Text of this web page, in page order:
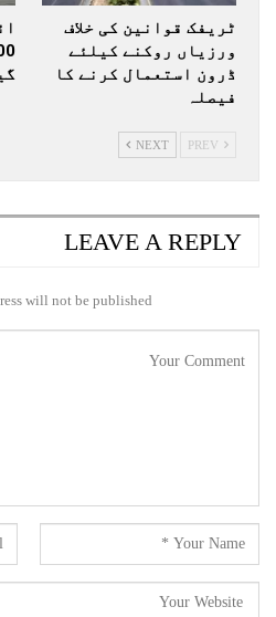
ٹریفک قوانین کی خلاف
ورزیاں روکنے کیلئے
ڈرون استعمال کرنے کا
فیصلہ
NEXT
LEAVE A REPLY
will not be published.